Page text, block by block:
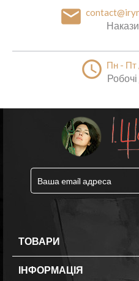
email
access_time Пн - Пт
ТОВАРИ
ІНФОРМАЦІЯ